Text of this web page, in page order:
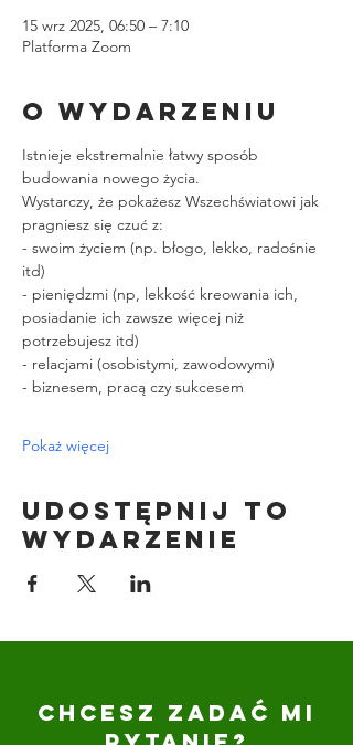
15 wrz 2025, 06:50 – 7:10
Platforma Zoom
O wydarzeniu
Istnieje ekstremalnie łatwy sposób
budowania nowego życia.
Wystarczy, że pokażesz Wszechświatowi jak
pragniesz się czuć z:
- swoim życiem (np. błogo, lekko, radośnie
itd)
- pieniędzmi (np, lekkość kreowania ich,
posiadanie ich zawsze więcej niż
potrzebujesz itd)
- relacjami (osobistymi, zawodowymi)
- biznesem, pracą czy sukcesem
Pokaż więcej
Udostępnij to
wydarzenie
CHCESZ ZADAĆ MI